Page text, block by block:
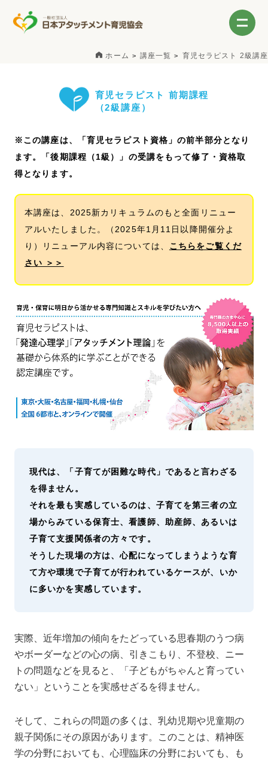
ホーム 講座一覧 育児セラピスト 2級講座
育児セラピスト 前期課程
（2級講座）
※この講座は、「育児セラピスト資格」の前半部分となり
ます。「後期課程（1級）」の受講をもって修了・資格取
得となります。
本講座は、2025新カリキュラムのもと全面リニュー
アルいたしました。（2025年1月11日以降開催分よ
り）リニューアル内容については、 こちらをご覧くだ
さい ＞＞
現代は、「子育てが困難な時代」であると言わざる
を得ません。
それを最も実感しているのは、子育てを第三者の立
場からみている保育士、看護師、助産師、あるいは
子育て支援関係者の方々です。
そうした現場の方は、心配になってしまうような育
て方や環境で子育てが行われているケースが、いか
に多いかを実感しています。
実際、近年増加の傾向をたどっている思春期のうつ病
やボーダーなどの心の病、引きこもり、不登校、ニー
トの問題などを見ると、「子どもがちゃんと育ってい
ない」ということを実感せざるを得ません。
そして、これらの問題の多くは、乳幼児期や児童期の
親子関係にその原因があります。このことは、精神医
学の分野においても、心理臨床の分野においても、も